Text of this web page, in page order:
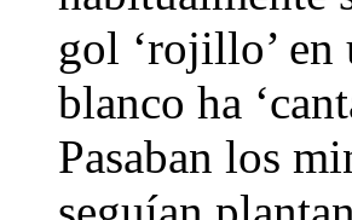
gol ‘rojillo’ en
blanco ha
Pasaban los